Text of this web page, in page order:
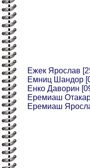
Ежек Ярослав
Емниц Шандор
Енко Даворин
Еремиаш
Еремиаш